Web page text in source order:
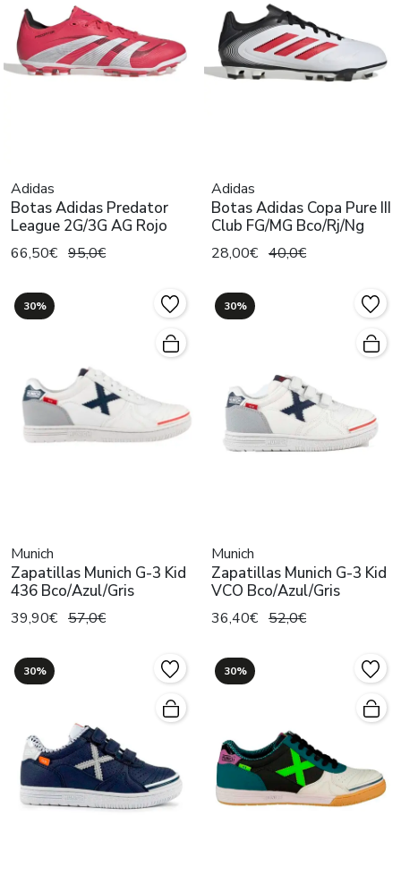
Adidas
Botas Adidas Predator
League 2G/3G AG Rojo
66,50€ 95,0€
Adidas
Botas Adidas Copa Pure III
Club FG/MG Bco/Rj/Ng
28,00€ 40,0€
30%
Munich
Zapatillas Munich G-3 Kid
436 Bco/Azul/Gris
39,90€ 57,0€
30%
Munich
Zapatillas Munich G-3 Kid
VCO Bco/Azul/Gris
36,40€ 52,0€
30% 30%